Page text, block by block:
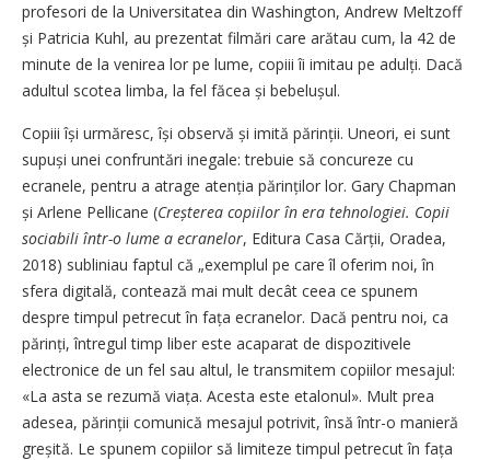
profesori de la Universitatea din Washington, Andrew Meltzoff
și Patricia Kuhl, au prezentat filmări care arătau cum, la 42 de
minute de la venirea lor pe lume, copiii îi imitau pe adulți. Dacă
adultul scotea limba, la fel făcea și bebelușul.
Copiii își urmăresc, își observă și imită părinții. Uneori, ei sunt
supuși unei confruntări inegale: trebuie să concureze cu
ecranele, pentru a atrage atenția părinților lor. Gary Chapman
și Arlene Pellicane (Creșterea copiilor în era tehnologiei. Copii
sociabili într-o lume a ecranelor, Editura Casa Cărții, Oradea,
2018) subliniau faptul că „exemplul pe care îl oferim noi, în
sfera digitală, contează mai mult decât ceea ce spunem
despre timpul petrecut în fața ecranelor. Dacă pentru noi, ca
părinți, întregul timp liber este acaparat de dispozitivele
electronice de un fel sau altul, le transmitem copiilor mesajul:
«La asta se rezumă viața. Acesta este etalonul». Mult prea
adesea, părinții comunică mesajul potrivit, însă într-o manieră
greșită. Le spunem copiilor să limiteze timpul petrecut în fața